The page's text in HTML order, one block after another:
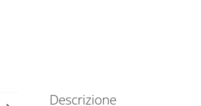
Descrizione